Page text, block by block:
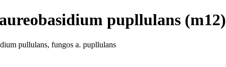
pupllulans (m12)
pullulans, fungos a. pupllulans